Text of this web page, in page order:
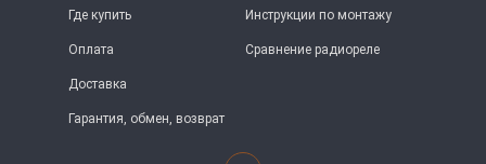
Где купить
Оплата
Доставка
Гарантия, обмен, возврат
Инструкции по монтажу
Сравнение радиореле